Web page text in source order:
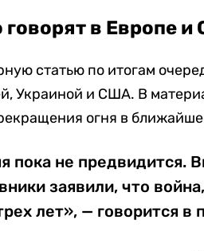
говорят в Европе
статью по итогам
Украиной и США. В
огня в
пока не предвидится.
заявили, что
лет», — говорится в